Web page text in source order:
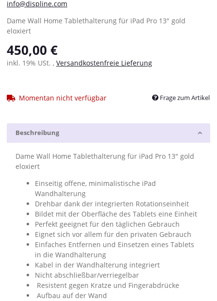
info@displine.com
Dame Wall Home Tablethalterung für iPad Pro 13" gold
eloxiert
450,00 €
inkl. 19% USt. , Versandkostenfreie Lieferung
Momentan nicht verfügbar Frage zum Artikel
Beschreibung
Dame Wall Home Tablethalterung für iPad Pro 13" gold
eloxiert
Einseitig offene, minimalistische iPad
Wandhalterung
Drehbar dank der integrierten Rotationseinheit
Bildet mit der Oberfläche des Tablets eine Einheit
Perfekt geeignet für den täglichen Gebrauch
Eignet sich vor allem für den privaten Gebrauch
Einfaches Entfernen und Einsetzen eines Tablets
in die Wandhalterung
Kabel in der Wandhalterung integriert
Nicht abschließbar/verriegelbar
Resistent gegen Kratze und Fingerabdrücke
Aufbau auf der Wand